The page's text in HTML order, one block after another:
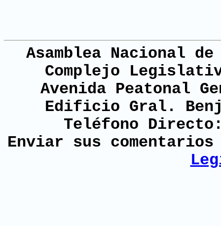
Asamblea Nacional
Complejo
Avenida Peatonal
Edificio Gral.
Teléfono
Enviar sus